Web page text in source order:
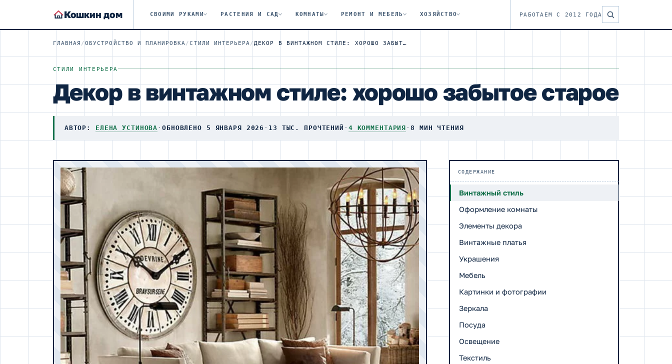
Кошкин дом СВОИМИ РУКАМИ РАСТЕНИЯ И САД КОМНАТЫ РЕМОНТ И МЕБЕЛЬ ХОЗЯЙСТВО РАБОТАЕМ С 2012 ГОДА
ГЛАВНАЯ /ОБУСТРОЙСТВО И ПЛАНИРОВКА /СТИЛИ ИНТЕРЬЕРА / ДЕКОР В ВИНТАЖНОМ СТИЛЕ: ХОРОШО ЗАБЫТОЕ СТАРОЕ
СТИЛИ ИНТЕРЬЕРА
Декор в винтажном стиле: хорошо забытое старое
АВТОР: ЕЛЕНА УСТИНОВА · ОБНОВЛЕНО 5 ЯНВАРЯ 2026 · 13 ТЫС. ПРОЧТЕНИЙ · 4 КОММЕНТАРИЯ · 8 МИН ЧТЕНИЯ
СОДЕРЖАНИЕ
Винтажный стиль
Оформление комнаты
Элементы декора
Винтажные платья
Украшения
Мебель
Картинки и фотографии
Зеркала
Посуда
Освещение
Текстиль